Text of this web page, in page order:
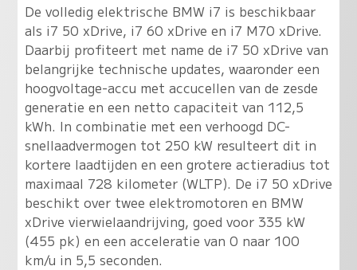
De volledig elektrische BMW i7 is beschikbaar
als i7 50 xDrive, i7 60 xDrive en i7 M70 xDrive.
Daarbij profiteert met name de i7 50 xDrive van
belangrijke technische updates, waaronder een
hoogvoltage-accu met accucellen van de zesde
generatie en een netto capaciteit van 112,5
kWh. In combinatie met een verhoogd DC-
snellaadvermogen tot 250 kW resulteert dit in
kortere laadtijden en een grotere actieradius tot
maximaal 728 kilometer (WLTP). De i7 50 xDrive
beschikt over twee elektromotoren en BMW
xDrive vierwielaandrijving, goed voor 335 kW
(455 pk) en een acceleratie van 0 naar 100
km/u in 5,5 seconden.